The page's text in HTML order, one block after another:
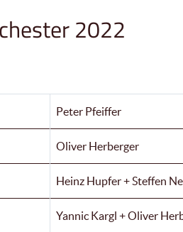
2022
Peter Pfeiffer
Oliver Herberger
Heinz Hupfer + Steffen
Yannic Kargl + Oliver